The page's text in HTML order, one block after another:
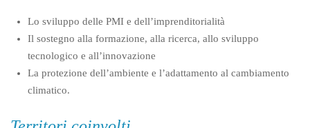
Lo sviluppo delle PMI e dell’imprenditorialità
Il sostegno alla formazione, alla ricerca, allo sviluppo
tecnologico e all’innovazione
La protezione dell’ambiente e l’adattamento al cambiamento
climatico.